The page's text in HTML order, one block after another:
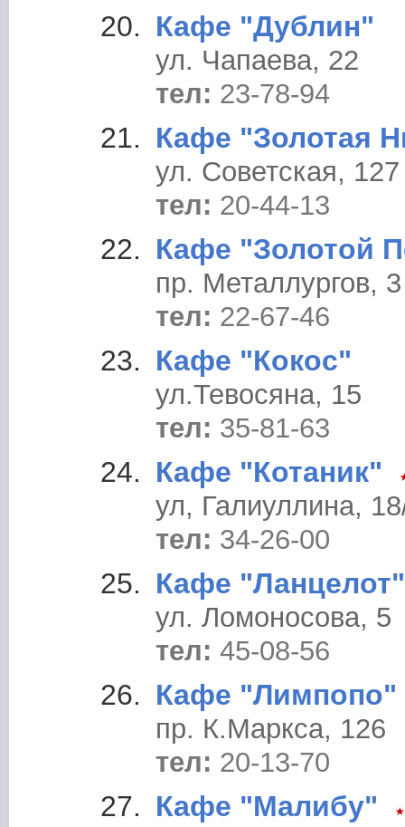
Кафе "Дублин"
ул. Чапаева, 22
тел: 23-78-94
Кафе "Золотая
ул. Советская, 127
тел: 20-44-13
Кафе "Золотой
пр. Металлургов, 3
тел: 22-67-46
Кафе "Кокос"
ул.Тевосяна, 15
тел: 35-81-63
Кафе "Котаник"
ул, Галиуллина,
тел: 34-26-00
Кафе "Ланцелот"
ул. Ломоносова, 5
тел: 45-08-56
Кафе "Лимпопо"
пр. К.Маркса, 126
тел: 20-13-70
Кафе "Малибу"